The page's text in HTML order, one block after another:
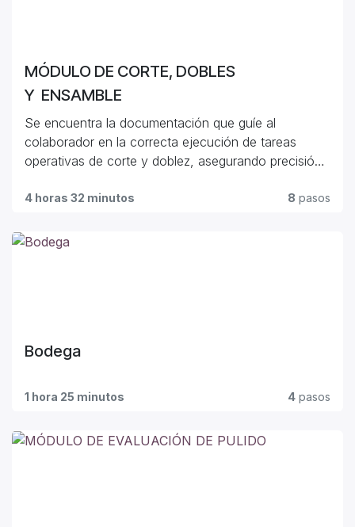
MÓDULO DE CORTE, DOBLES
Y ENSAMBLE
Se encuentra la documentación que guíe al
colaborador en la correcta ejecución de tareas
operativas de corte y doblez, asegurando precisión
inoxidable.
4 horas 32 minutos 8 pasos
Bodega
1 hora 25 minutos 4 pasos